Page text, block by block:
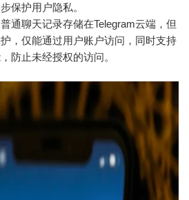
保护用户隐私。
普通聊天记录存储在Telegram云端，但
，仅能通过用户账户访问，同时支持
防止未经授权的访问。